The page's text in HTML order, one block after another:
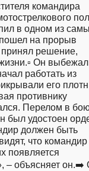
в одном из
на прорыв
принял решение,
Он
работать из
его
противнику
Перелом в
был удостоен
должен быть
что командир
появляется
– объясняет он.➡️